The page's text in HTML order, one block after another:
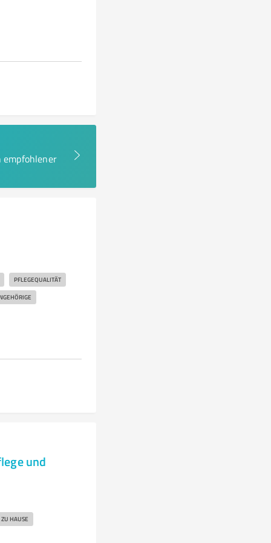
empfohlener
PFLEGEQUALITÄT
und
HAUSE